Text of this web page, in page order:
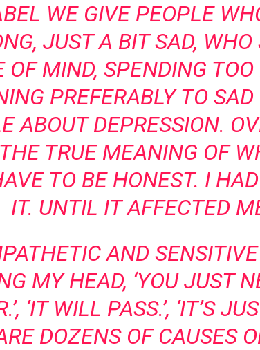
WE GIVE PEOPLE
JUST A BIT SAD,
OF MIND, SPENDING
PREFERABLY TO
ABOUT DEPRESSION.
TRUE MEANING OF
TO BE HONEST. I
IT. UNTIL IT AFFECTED
AND
MY HEAD, ‘YOU JUST
‘IT WILL PASS.’, ‘IT’S
DOZENS OF CAUSES